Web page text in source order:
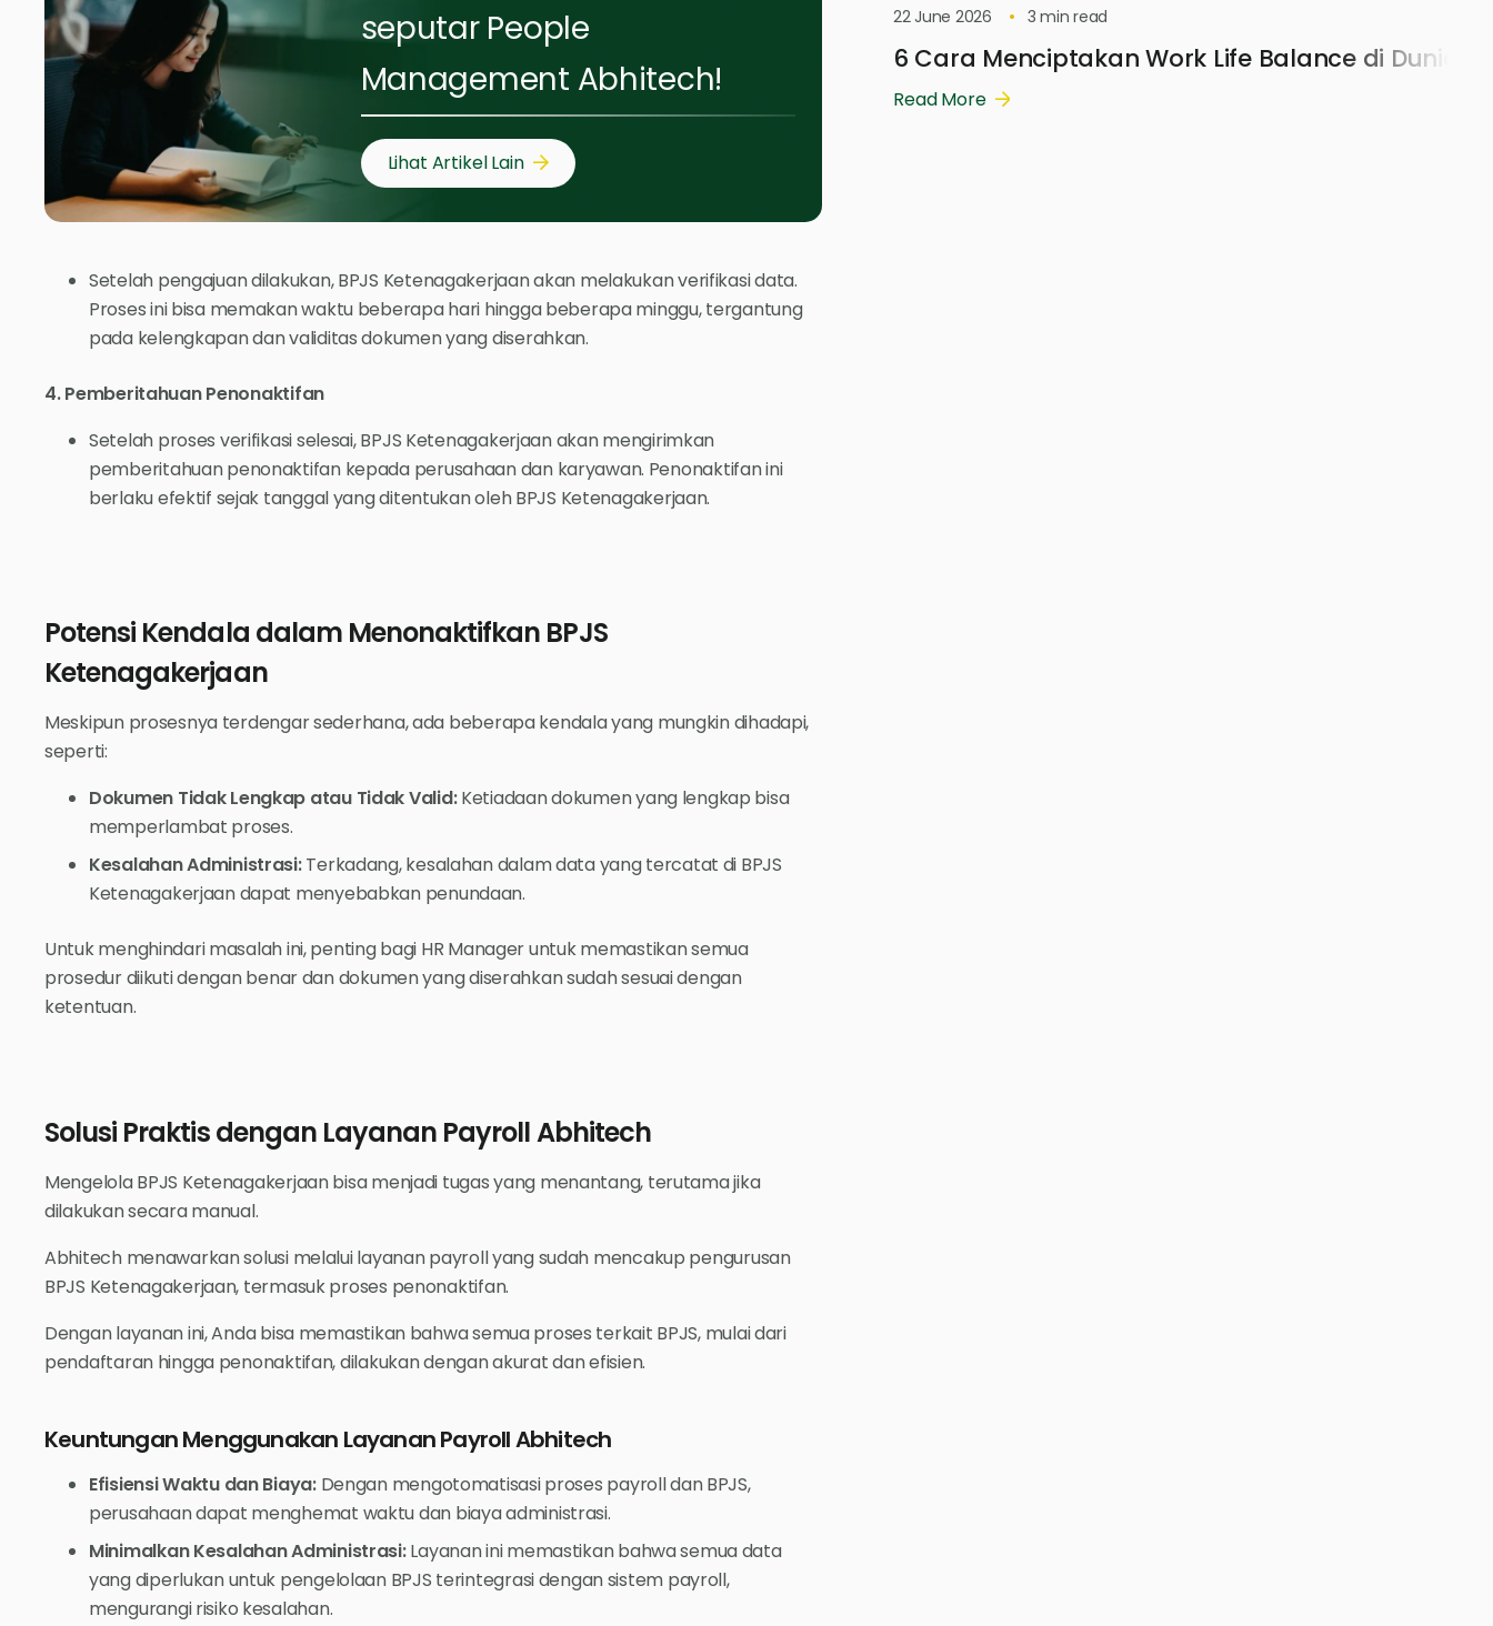
seputar People
Management Abhitech!
Lihat Artikel Lain
Setelah pengajuan dilakukan, BPJS Ketenagakerjaan akan melakukan verifikasi data.
Proses ini bisa memakan waktu beberapa hari hingga beberapa minggu, tergantung
pada kelengkapan dan validitas dokumen yang diserahkan.
4. Pemberitahuan Penonaktifan
Setelah proses verifikasi selesai, BPJS Ketenagakerjaan akan mengirimkan
pemberitahuan penonaktifan kepada perusahaan dan karyawan. Penonaktifan ini
berlaku efektif sejak tanggal yang ditentukan oleh BPJS Ketenagakerjaan.
Potensi Kendala dalam Menonaktifkan BPJS
Ketenagakerjaan
Meskipun prosesnya terdengar sederhana, ada beberapa kendala yang mungkin dihadapi,
seperti:
Dokumen Tidak Lengkap atau Tidak Valid:Ketiadaan dokumen yang lengkap bisa
memperlambat proses.
Kesalahan Administrasi:Terkadang, kesalahan dalam data yang tercatat di BPJS
Ketenagakerjaan dapat menyebabkan penundaan.
Untuk menghindari masalah ini, penting bagi HR Manager untuk memastikan semua
prosedur diikuti dengan benar dan dokumen yang diserahkan sudah sesuai dengan
ketentuan.
Solusi Praktis dengan Layanan Payroll Abhitech
Mengelola BPJS Ketenagakerjaan bisa menjadi tugas yang menantang, terutama jika
dilakukan secara manual.
Abhitech menawarkan solusi melalui layanan payroll yang sudah mencakup pengurusan
BPJS Ketenagakerjaan, termasuk proses penonaktifan.
Dengan layanan ini, Anda bisa memastikan bahwa semua proses terkait BPJS, mulai dari
pendaftaran hingga penonaktifan, dilakukan dengan akurat dan efisien.
Keuntungan Menggunakan Layanan Payroll Abhitech
Efisiensi Waktu dan Biaya:Dengan mengotomatisasi proses payroll dan BPJS,
perusahaan dapat menghemat waktu dan biaya administrasi.
Minimalkan Kesalahan Administrasi:Layanan ini memastikan bahwa semua data
yang diperlukan untuk pengelolaan BPJS terintegrasi dengan sistem payroll,
mengurangi risiko kesalahan.
22 June 2026
3 min read
6 Cara Menciptakan Work Life Balance di Dunia
Read More